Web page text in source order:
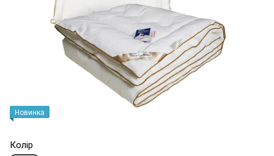
Новинка
Колір